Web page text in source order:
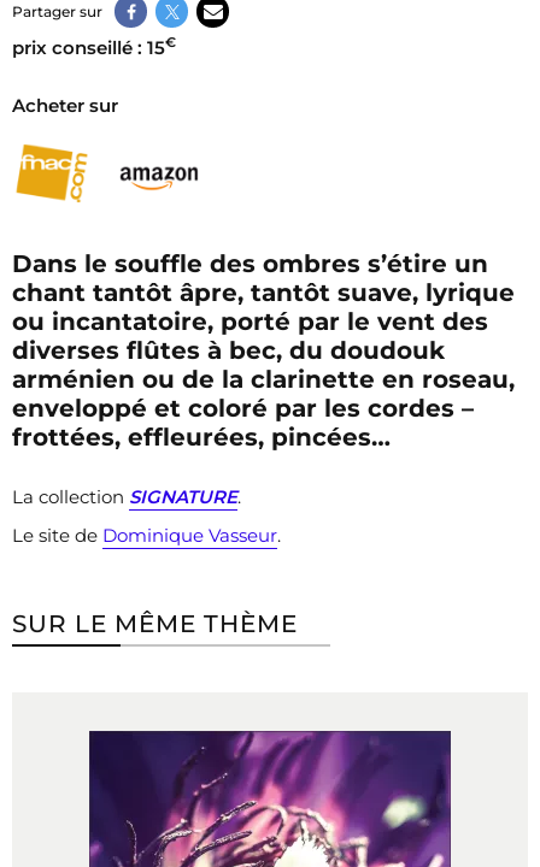
Partager sur
prix conseillé : 15€
Acheter sur
Dans le souffle des ombres s’étire un
chant tantôt âpre, tantôt suave, lyrique
ou incantatoire, porté par le vent des
diverses flûtes à bec, du doudouk
arménien ou de la clarinette en roseau,
enveloppé et coloré par les cordes –
frottées, effleurées, pincées…
La collection SIGNATURE.
Le site de Dominique Vasseur.
SUR LE MÊME THÈME